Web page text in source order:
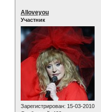
Alloveyou
Участник
Зарегистрирован: 15-03-2010